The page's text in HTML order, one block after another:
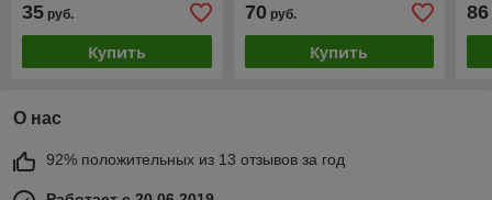
35 руб.
Купить
Высокоэффективный!!!
70руб.
Купить
86
О нас
92% положительных из 13 отзывов за год